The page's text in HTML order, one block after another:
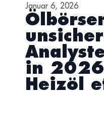
Januar 6, 2026
in
Heizöl